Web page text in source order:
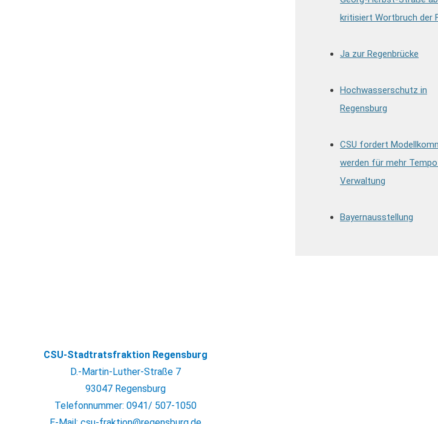
kritisiert Wortbruch der
Ja zur Regenbrücke
Hochwasserschutz in
Regensburg
CSU fordert
werden für mehr
Verwaltung
Bayernausstellung
CSU-Stadtratsfraktion Regensburg
D.-Martin-Luther-Straße 7
93047 Regensburg
Telefonnummer: 0941/ 507-1050